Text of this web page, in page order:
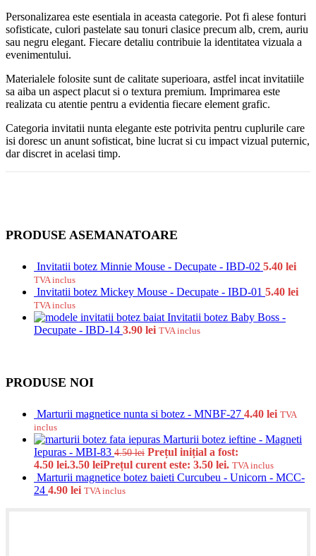
Personalizarea este esentiala in aceasta categorie. Pot fi alese fonturi
sofisticate, culori pastelate sau tonuri clasice precum alb, crem, auriu
sau negru elegant. Fiecare detaliu contribuie la identitatea vizuala a
evenimentului.
Materialele folosite sunt de calitate superioara, astfel incat invitatiile
sa aiba un aspect placut si o textura premium. Imprimarea este
realizata cu atentie pentru a evidentia fiecare element grafic.
Categoria invitatii nunta elegante este potrivita pentru cuplurile care
isi doresc un anunt sofisticat, bine lucrat si cu impact vizual puternic,
dar discret in acelasi timp.
PRODUSE ASEMANATOARE
Invitatii botez Minnie Mouse - Decupate - IBD-02 5.40 lei
TVA inclus
Invitatii botez Mickey Mouse - Decupate - IBD-01 5.40 lei
TVA inclus
Invitatii botez Baby Boss -
Decupate - IBD-14 3.90 lei TVA inclus
PRODUSE NOI
Marturii magnetice nunta si botez - MNBF-27 4.40 lei TVA
inclus
Marturii botez ieftine - Magneti
Iepuras - MBI-83 4.50lei Prețul inițial a fost:
4.50 lei.3.50 leiPrețul curent este: 3.50 lei. TVA inclus
Marturii magnetice botez baieti Curcubeu - Unicorn - MCC-
24 4.90 lei TVA inclus